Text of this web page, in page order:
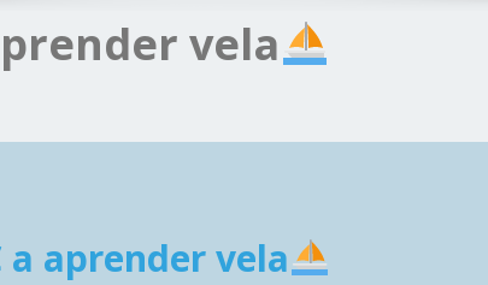
vela
aprender vela